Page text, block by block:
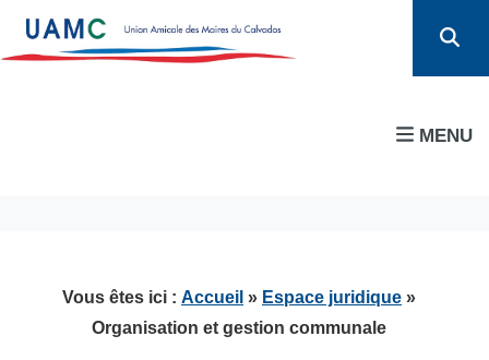
MENU
Vous êtes ici : Accueil » Espace juridique »
Organisation et gestion communale